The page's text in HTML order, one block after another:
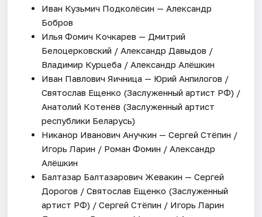
Иван Кузьмич Подколёсин — Александр
Бобров
Илья Фомич Кочкарев — Дмитрий
Белоцерковский / Александр Давыдов /
Владимир Курцеба / Александр Алёшкин
Иван Павлович Яичница — Юрий Анпилогов /
Святослав Ещенко (Заслуженный артист РФ) /
Анатолий Котенёв (Заслуженный артист
республики Беларусь)
Никанор Иванович Анучкин — Сергей Стёпин /
Игорь Ларин / Роман Фомин / Александр
Алёшкин
Балтазар Балтазарович Жевакин — Сергей
Дорогов / Святослав Ещенко (Заслуженный
артист РФ) / Сергей Стёпин / Игорь Ларин